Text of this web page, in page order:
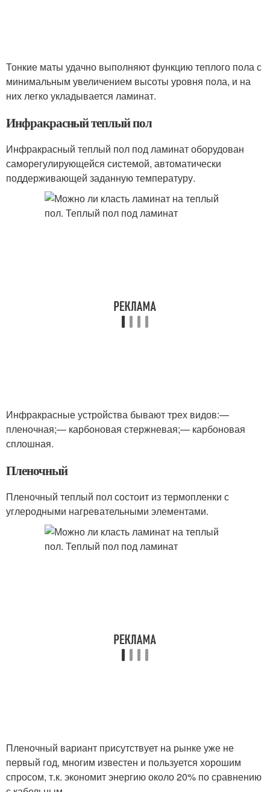
Тонкие маты удачно выполняют функцию теплого пола с
минимальным увеличением высоты уровня пола, и на
них легко укладывается ламинат.
Инфракрасный теплый пол
Инфракрасный теплый пол под ламинат оборудован
саморегулирующейся системой, автоматически
поддерживающей заданную температуру.
Инфракрасные устройства бывают трех видов:—
пленочная;— карбоновая стержневая;— карбоновая
сплошная.
Пленочный
Пленочный теплый пол состоит из термопленки с
углеродными нагревательными элементами.
Пленочный вариант присутствует на рынке уже не
первый год, многим известен и пользуется хорошим
спросом, т.к. экономит энергию около 20% по сравнению